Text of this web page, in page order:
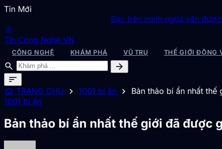
Tin Mới
Sọc trên mình ngựa vằn được giải mã◆Sai
blur_on
Tin Công Nghệ VN
CÔNG NGHỆ KHÁM PHÁ VŨ TRỤ THẾ GIỚI ĐỘNG
search
arrow_forward
sort
home TRANG CHỦ chevron_right 1001 bí ẩn chevron_right
Bản thảo bí ẩn nhất
1001 bí ẩn
Bản thảo bí ẩn nhất thế giới đã được